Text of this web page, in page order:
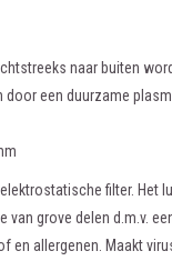
naar buiten
een duurzame
filter. Het
grove delen d.m.v.
allergenen. Maakt